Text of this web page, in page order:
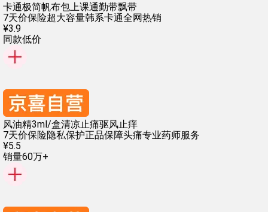
卡通极简帆布包上课通勤带飘带
7天价保险超大容量韩系卡通全网热销
¥3.9
同款低价
风油精3ml/盒清凉止痛驱风止痒
7天价保险隐私保护正品保障头痛专业药师服务
¥5.5
销量60万+